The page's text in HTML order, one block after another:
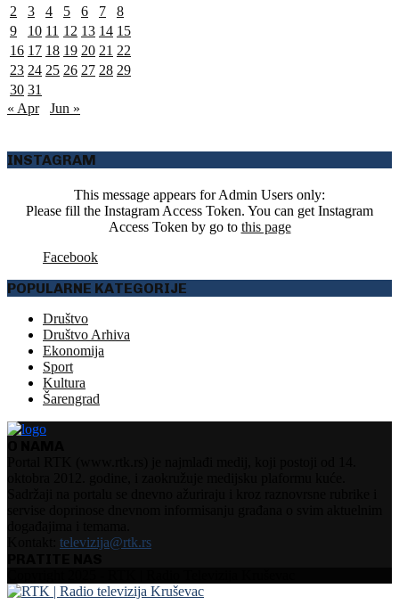
2
3 4 5 6 7
8
9
10 11 12 13 14 15
16 17 18 19 20 21 22
23 24 25 26 27 28 29
30 31
« Apr
Jun »
INSTAGRAM
This message appears for Admin Users only:
Please fill the Instagram Access Token. You can get Instagram
Access Token by go to this page
Facebook
POPULARNE KATEGORIJE
Društvo
Društvo Arhiva
Ekonomija
Sport
Kultura
Šarengrad
televizija@rtk.rs